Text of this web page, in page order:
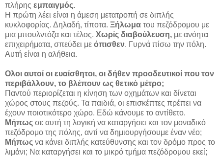
πλήρης εμπαιγμός.
Η πρώτη λέει είναι η άμεση μετατροπή σε διπλής
κυκλοφορίας. Δηλαδή, τίποτα. Ξήλωμα του πεζόδρομου με
μια μπουλντόζα και τέλος. Χωρίς διαβούλευση, με ανόητα
επιχειρήματα, σπεύδει με όπισθεν. Γυρνά πίσω την πόλη.
Αυτή είναι η αλήθεια.
Ολοι αυτοί οι ευαίσθητοι, οι δήθεν προοδευτικοί που τον
περιβάλλουν, το βλέπουν ως θετικό μέτρο;
Παντού περιορίζεται η κίνηση των οχημάτων και δίνεται
χώρος στους πεζούς. Τα παιδιά, οι επισκέπτες πρέπει να
έχουν ποιοτικότερο χώρο. Εδώ κάνουμε το αντίθετο.
Μήπως σε αυτή τη λογική να καταργήσει και τον μοναδικό
πεζόδρομο της πόλης, αντί να δημιουργήσουμε έναν νέο;
Μήπως να κάνει διπλής κατεύθυνσης και τον δρόμο προς το
λιμάνι; Να καταργήσει και το μικρό τμήμα πεζόδρομου εκεί;